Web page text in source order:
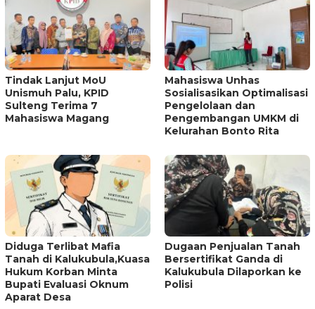
Tindak Lanjut MoU
Unismuh Palu, KPID
Sulteng Terima 7
Mahasiswa Magang
Mahasiswa Unhas
Sosialisasikan Optimalisasi
Pengelolaan dan
Pengembangan UMKM di
Kelurahan Bonto Rita
Diduga Terlibat Mafia
Tanah di Kalukubula,Kuasa
Hukum Korban Minta
Bupati Evaluasi Oknum
Aparat Desa
Dugaan Penjualan Tanah
Bersertifikat Ganda di
Kalukubula Dilaporkan ke
Polisi